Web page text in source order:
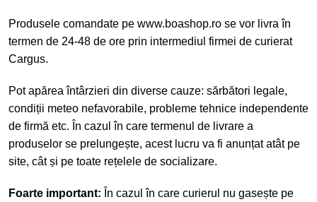
Produsele comandate pe www.boashop.ro se vor livra în
termen de 24-48 de ore prin intermediul firmei de curierat
Cargus.
Pot apărea întârzieri din diverse cauze: sărbători legale,
condiții meteo nefavorabile, probleme tehnice independente
de firmă etc. În cazul în care termenul de livrare a
produselor se prelungește, acest lucru va fi anunțat atât pe
site, cât și pe toate rețelele de socializare.
Foarte important: În cazul în care curierul nu gasește pe